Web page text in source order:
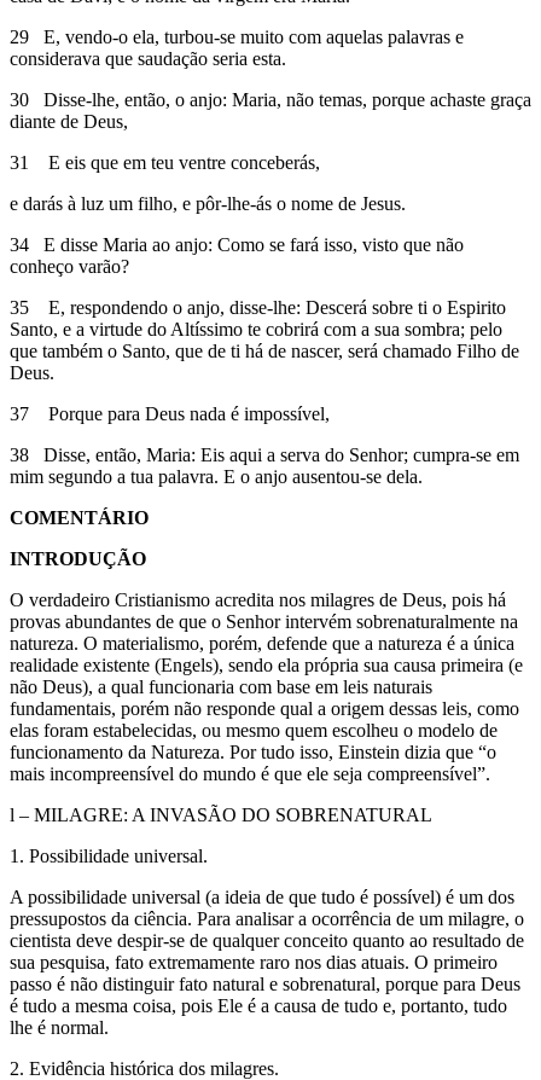
29 E, vendo-o ela, turbou-se muito com aquelas palavras e
considerava que saudação seria esta.
30 Disse-lhe, então, o anjo: Maria, não temas, porque achaste graça
diante de Deus,
31 E eis que em teu ventre conceberás,
e darás à luz um filho, e pôr-lhe-ás o nome de Jesus.
34 E disse Maria ao anjo: Como se fará isso, visto que não
conheço varão?
35 E, respondendo o anjo, disse-lhe: Descerá sobre ti o Espirito
Santo, e a virtude do Altíssimo te cobrirá com a sua sombra; pelo
que também o Santo, que de ti há de nascer, será chamado Filho de
Deus.
37 Porque para Deus nada é impossível,
38 Disse, então, Maria: Eis aqui a serva do Senhor; cumpra-se em
mim segundo a tua palavra. E o anjo ausentou-se dela.
COMENTÁRIO
INTRODUÇÃO
O verdadeiro Cristianismo acredita nos milagres de Deus, pois há
provas abundantes de que o Senhor intervém sobrenaturalmente na
natureza. O materialismo, porém, defende que a natureza é a única
realidade existente (Engels), sendo ela própria sua causa primeira (e
não Deus), a qual funcionaria com base em leis naturais
fundamentais, porém não responde qual a origem dessas leis, como
elas foram estabelecidas, ou mesmo quem escolheu o modelo de
funcionamento da Natureza. Por tudo isso, Einstein dizia que “o
mais incompreensível do mundo é que ele seja compreensível”.
l – MILAGRE: A INVASÃO DO SOBRENATURAL
1. Possibilidade universal.
A possibilidade universal (a ideia de que tudo é possível) é um dos
pressupostos da ciência. Para analisar a ocorrência de um milagre, o
cientista deve despir-se de qualquer conceito quanto ao resultado de
sua pesquisa, fato extremamente raro nos dias atuais. O primeiro
passo é não distinguir fato natural e sobrenatural, porque para Deus
é tudo a mesma coisa, pois Ele é a causa de tudo e, portanto, tudo
lhe é normal.
2. Evidência histórica dos milagres.